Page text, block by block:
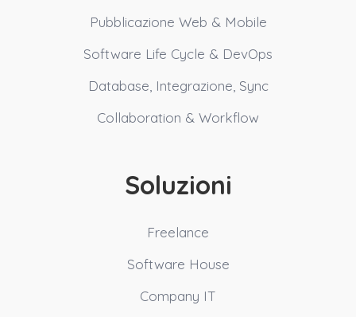
Pubblicazione Web & Mobile
Software Life Cycle & DevOps
Database, Integrazione, Sync
Collaboration & Workflow
Soluzioni
Freelance
Software House
Company IT